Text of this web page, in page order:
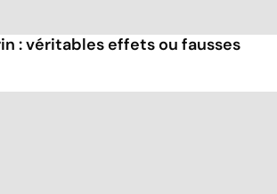
: véritables effets ou fausses